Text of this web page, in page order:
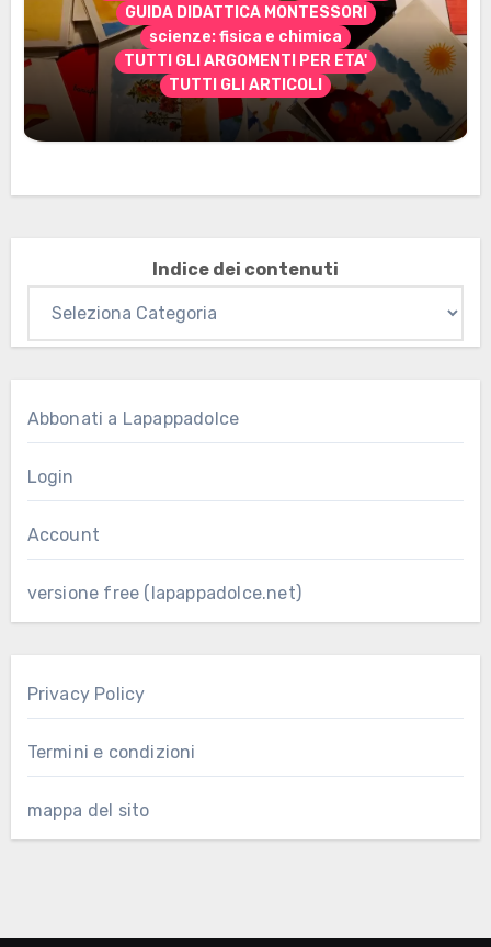
GUIDA DIDATTICA MONTESSORI
scienze: fisica e chimica
TUTTI GLI ARGOMENTI PER ETA'
TUTTI GLI ARTICOLI
Marzo 2026: nuovi materiali stampabili
per gli abbonati
Indice dei contenuti
Abbonati a Lapappadolce
Login
Account
versione free (lapappadolce.net)
Privacy Policy
Termini e condizioni
mappa del sito